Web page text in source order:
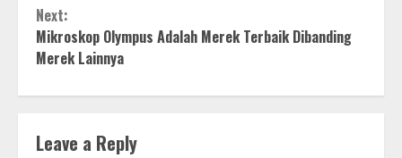
Next:
Mikroskop Olympus Adalah Merek Terbaik Dibanding
Merek Lainnya
Leave a Reply